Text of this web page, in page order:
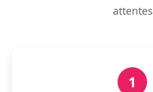
attentes
1